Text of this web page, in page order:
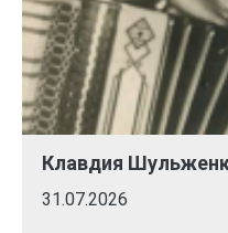
Клавдия
31.07.2026